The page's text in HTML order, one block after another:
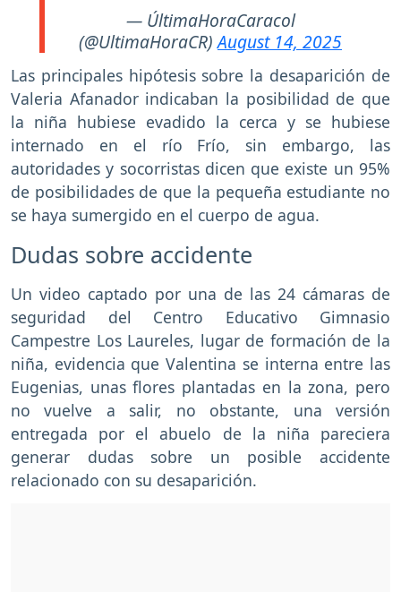
— ÚltimaHoraCaracol
(@UltimaHoraCR)August 14, 2025
Las principales hipótesis sobre la desaparición de
Valeria Afanador indicaban la posibilidad de que
la niña hubiese evadido la cerca y se hubiese
internado en el río Frío, sin embargo, las
autoridades y socorristas dicen que existe un 95%
de posibilidades de que la pequeña estudiante no
se haya sumergido en el cuerpo de agua.
Dudas sobre accidente
Un video captado por una de las 24 cámaras de
seguridad del Centro Educativo Gimnasio
Campestre Los Laureles, lugar de formación de la
niña, evidencia que Valentina se interna entre las
Eugenias, unas flores plantadas en la zona, pero
no vuelve a salir, no obstante, una versión
entregada por el abuelo de la niña pareciera
generar dudas sobre un posible accidente
relacionado con su desaparición.